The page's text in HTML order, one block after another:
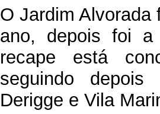
O Jardim
ano, depois foi a
recape está
seguindo
Derigge e Vila